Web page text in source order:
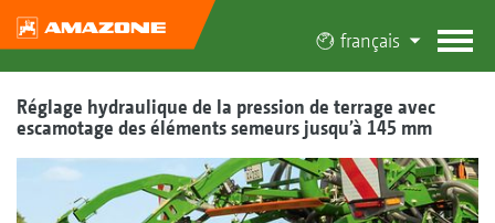
français
Réglage hydraulique de la pression de terrage avec
escamotage des éléments semeurs jusqu’à 145 mm